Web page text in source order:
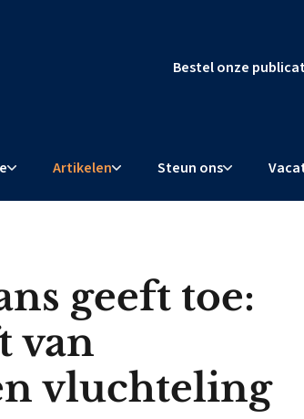
Bestel onze
Artikelen Steun ons
geeft toe:
van
vluchteling